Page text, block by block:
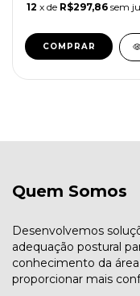
12 x de R$297,86 sem
COMPRAR
Quem Somos
Desenvolvemos
adequação postural
conhecimento da
proporcionar mais